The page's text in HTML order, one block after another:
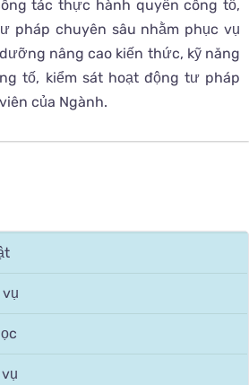
tác thực hành quyền công tố,
pháp chuyên sâu nhằm phục vụ
nâng cao kiến thức, kỹ năng
tố, kiểm sát hoạt động tư pháp
của Ngành.